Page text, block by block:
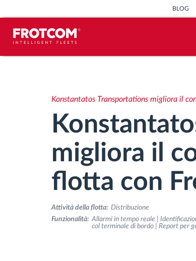
BLOG
Gestione delle forza lavoro
Controllo accessi
Konstantatos Transportations migliora il
migliora il
flotta con
Attività della flotta: Distribuzione
Funzionalità: Allarmi in tempo reale |
col terminale di bordo | Report per